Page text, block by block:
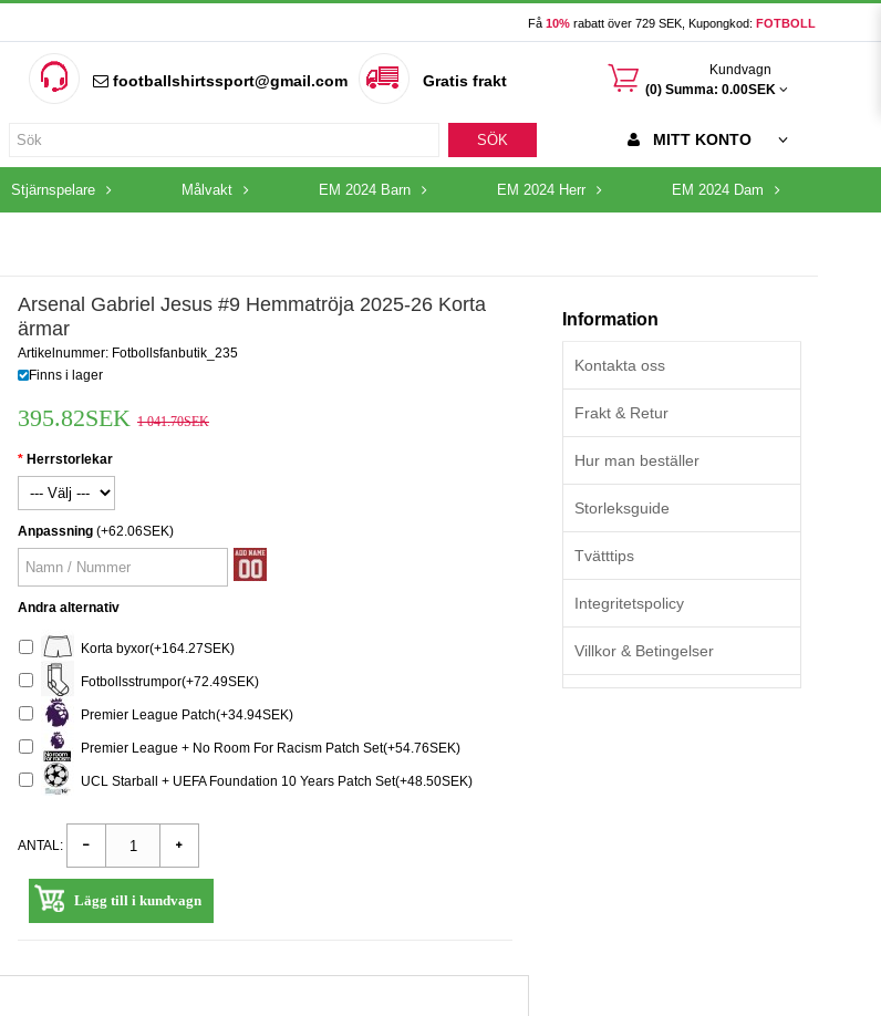
Få 10% rabatt över 729 SEK, Kupongkod: FOTBOLL
footballshirtssport@gmail.com Gratis frakt 󰃦
Kundvagn
(0) Summa: 0.00SEK
SÖK MITT KONTO
Stjärnspelare Målvakt EM 2024 Barn EM 2024 Herr EM 2024 Dam
Arsenal Gabriel Jesus #9 Hemmatröja 2025-26 Korta
ärmar
Artikelnummer: Fotbollsfanbutik_235
Finns i lager
395.82SEK 1 041.70SEK
Herrstorlekar
Anpassning (+62.06SEK)
Andra alternativ
Korta byxor(+164.27SEK)
Fotbollsstrumpor(+72.49SEK)
Premier League Patch(+34.94SEK)
Premier League + No Room For Racism Patch Set(+54.76SEK)
UCL Starball + UEFA Foundation 10 Years Patch Set(+48.50SEK)
ANTAL:
Lägg till i kundvagn
Information
Kontakta oss
Frakt & Retur
Hur man beställer
Storleksguide
Tvätttips
Integritetspolicy
Villkor & Betingelser